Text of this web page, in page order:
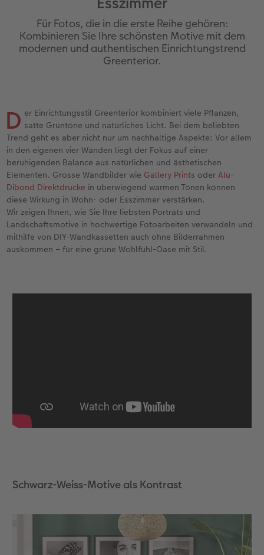
Personalisierter Schuber
Erinnerungstasche
CEWE FOTOBUCH Kids
Erste Schritte
Bestellwege
Webinare
Kundenbeispiele
Kundengeschichten
Nature Prints
Premium Poster
Fotosets
Sofortfotos
Passfotos
Zubehör
Photo Streetmap Poster
Fotocollage
hexxas
Alu Dibond
Foto auf Holz
Gallery Print
Hartschaum
Mehrteiler
Weitere Anlässe
Klappkarten
Fotokarten
Einzelkarten im Direktversand
Spiele
Schule & Büro
Haustiere
Art Prints
Foto-Geschenkbox
Geschenkidee
CEWE Geschenkgutschein
Foto-Leckerlidose
Silikonhüllen
Kunststoffhüllen
Lederhüllen
Handykette
Mit Design
Wandkalender mit Design
Wandkalender A4
Wandkalender A4 Panorama
Tischkalender Quadratisch
Zubehör
Sofortgrusskarten
Sofortfotosets
Sofortcollagen
Biometrische Passfotos
Filiale finden
Zum Geburtstag
Muttertagsgeschenke
Geschenke zum Abschied
für Brautpaare
für den JGA
Hochzeit
Jahrbuch
Fotowettbewerbe
Für Fotos, die in die erste Reihe gehören:
Kombinieren Sie Ihre schönsten Motive mit dem
modernen und authentischen Einrichtungstrend
Greenterior.
D er Einrichtungsstil Greenterior kombiniert viele Pflanzen,
satte Grüntöne und natürliches Licht. Bei dem beliebten
Trend geht es aber nicht nur um nachhaltige Aspekte: Vor allem
in den eigenen vier Wänden liegt der Fokus auf einer
beruhigenden Balance aus natürlichen und ästhetischen
Elementen. Grosse Wandbilder wie Gallery Prints oderAlu-
Dibond Direktdrucke in überwiegend warmen Tönen können
diese Wirkung in Wohn- oder Esszimmer verstärken.
Wir zeigen Ihnen, wie Sie Ihre liebsten Porträts und
Landschaftsmotive in hochwertige Fotoarbeiten verwandeln und
mithilfe von DIY-Wandkassetten auch ohne Bilderrahmen
auskommen – für eine grüne Wohlfühl-Oase mit Stil.
Schwarz-Weiss-Motive als Kontrast